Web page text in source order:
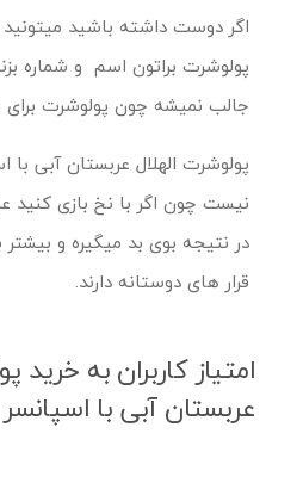
اگر دوست داشته باشید
پولوشرت براتون اسم و شماره
جالب نمیشه چون پولوشرت
پولوشرت الهلال عربستان آبی با
نیست چون اگر با نخ بازی
در نتیجه بوی بد میگیره و بیشتر
قرار های دوستانه دارند.
امتیاز کاربران به خرید
عربستان آبی با اسپانسر